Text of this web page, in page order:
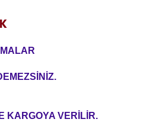
KARGOYA VERİLİR.